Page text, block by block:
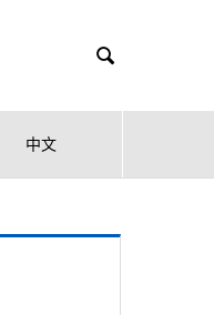

中文